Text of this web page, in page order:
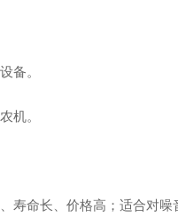
备。
机。
寿命长、价格高；适合对噪